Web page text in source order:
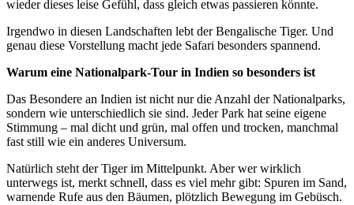
wieder dieses leise Gefühl, dass gleich etwas passieren könnte.
Irgendwo in diesen Landschaften lebt der Bengalische Tiger. Und
genau diese Vorstellung macht jede Safari besonders spannend.
Warum eine Nationalpark-Tour in Indien so besonders ist
Das Besondere an Indien ist nicht nur die Anzahl der Nationalparks,
sondern wie unterschiedlich sie sind. Jeder Park hat seine eigene
Stimmung – mal dicht und grün, mal offen und trocken, manchmal
fast still wie ein anderes Universum.
Natürlich steht der Tiger im Mittelpunkt. Aber wer wirklich
unterwegs ist, merkt schnell, dass es viel mehr gibt: Spuren im Sand,
warnende Rufe aus den Bäumen, plötzlich Bewegung im Gebüsch.